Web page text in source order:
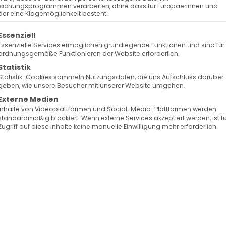
versammelte sich die Armenische Gemeinde
St. Ursula Kirche) im Breisgau zu einem
auch bekannt als der „Neue
Liturgie), gedachte die Gemeinde der
Schöpfung. Der Krknazatik markiert den Beginn
50-tägigen freudigen Festzeit von Ostern bis
ansetzt. Diese Zeit symbolisiert die
der Kirche in Christus.
einer herzlichen Atmosphäre zusammen, um den
Runde wurden Gespräche geführt, Erinnerungen
Tages vertieft.
verarbeiten, ohne dass für Europäerinnen und
eine Klagemöglichkeit besteht.
eine Liste der Service-Gruppen, für die eine
Services ermöglichen grundlegende Funktionen und sind
Funktionieren der Website erforderlich.
Cookies sammeln Nutzungsdaten, die uns Aufschluss darüber
wie unsere Besucher mit unserer Website umgehen.
Medien
von Videoplattformen und Social-Media-Plattformen werden
blockiert. Wenn externe Services akzeptiert werden, ist
auf diese Inhalte keine manuelle Einwilligung mehr erforderlich.